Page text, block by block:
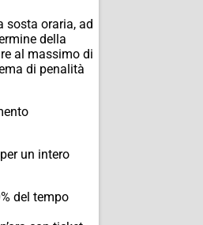
sosta oraria, ad
della
al massimo di
di penalità
un intero
del tempo